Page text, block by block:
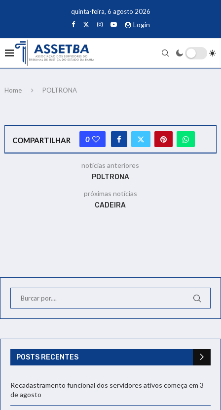
quinta-feira, 6 agosto 2026
Login
Home POLTRONA
COMPARTILHAR 0
notícias anteriores
POLTRONA
próximas notícias
CADEIRA
POSTS RECENTES
Recadastramento funcional dos servidores ativos começa em 3
de agosto